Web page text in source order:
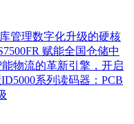
管理数字化升级的硬核
赋能全国仓储中
物流的革新引擎，开启
系列读码器：PCB